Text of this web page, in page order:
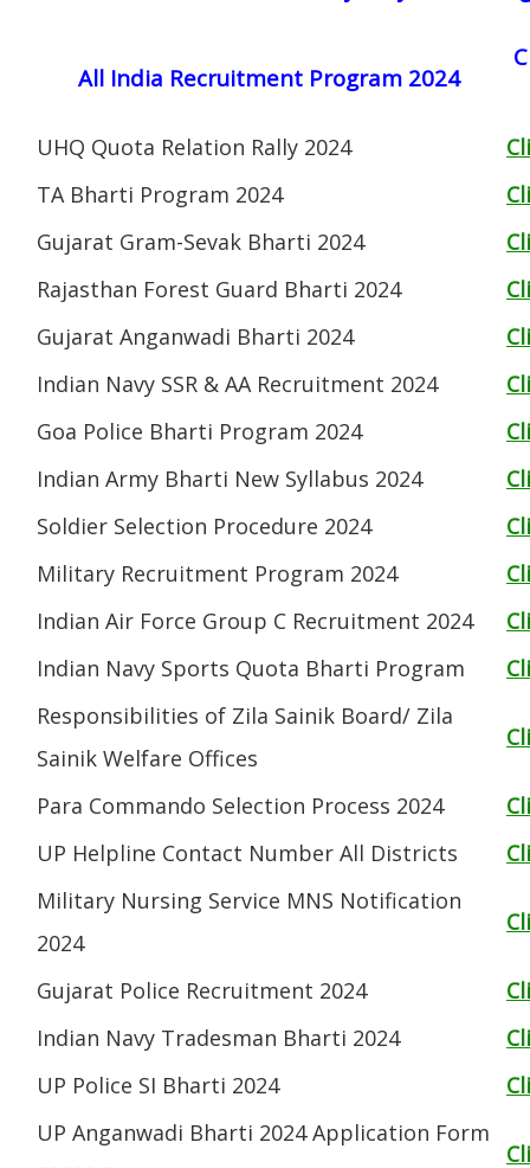
All India Recruitment Program 2024
UHQ Quota Relation Rally 2024
TA Bharti Program 2024
Gujarat Gram-Sevak Bharti 2024
Rajasthan Forest Guard Bharti 2024
Gujarat Anganwadi Bharti 2024
Indian Navy SSR & AA Recruitment 2024
Goa Police Bharti Program 2024
Indian Army Bharti New Syllabus 2024
Soldier Selection Procedure 2024
Military Recruitment Program 2024
Indian Air Force Group C Recruitment 2024
Indian Navy Sports Quota Bharti Program
Responsibilities of Zila Sainik Board/ Zila
Sainik Welfare Offices
Para Commando Selection Process 2024
UP Helpline Contact Number All Districts
Military Nursing Service MNS Notification
2024
Gujarat Police Recruitment 2024
Indian Navy Tradesman Bharti 2024
UP Police SI Bharti 2024
UP Anganwadi Bharti 2024 Application Form